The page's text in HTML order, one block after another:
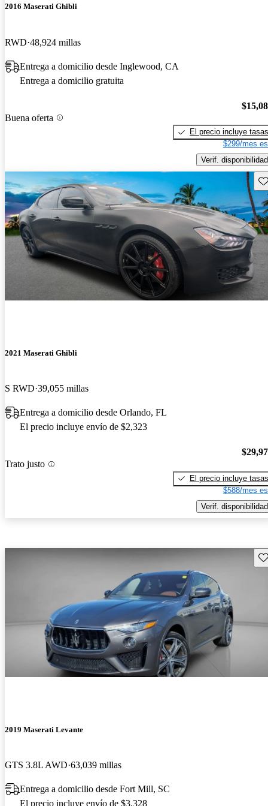
2016 Maserati Ghibli
RWD 48,924 millas
Entrega a domicilio desde Inglewood, CA
Entrega a domicilio gratuita
Buena oferta
El precio incluye tasas
$299/mes
Verif. disponibilidad
2021 Maserati Ghibli
S RWD 39,055 millas
Entrega a domicilio desde Orlando, FL
El precio incluye envío de $2,323
Trato justo
El precio incluye tasas
$588/mes
Verif. disponibilidad
2019 Maserati Levante
GTS 3.8L AWD 63,039 millas
Entrega a domicilio desde Fort Mill, SC
El precio incluye envío de $3,328